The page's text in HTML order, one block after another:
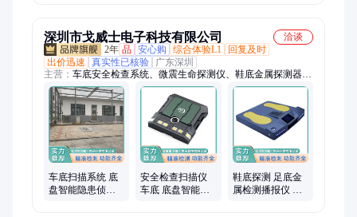
深圳市戈威士电子科技有限公司
洽谈
2年 品 安心购 综合体验L1
回复及时
出价迅速
真实性已核验
广东深圳
主营： 车底安全检查系统、微震生命探测仪、鞋底金属探测器、
手机探测门、手持金属探测器、车底安检扫描系统、车底检查
镜、生命探测仪、鞋底探测仪、探测手机的安检门、手持式金属
探测器、手持安检器、金属探测门、金属探测安检门、汽车站安
检机、安全检查设备、新一代信号探测器、金属探测仪、车底检
查监控系统、台式检查仪、便携式安检机、学校5g信号干扰器、
5g考场屏蔽器、安检系统、金属检测仪
车底扫描系统 底
盘智能隐患侦测
安全检查扫描仪
车底 底盘智能隐
鞋底探测 足底金
属检测播报仪 海